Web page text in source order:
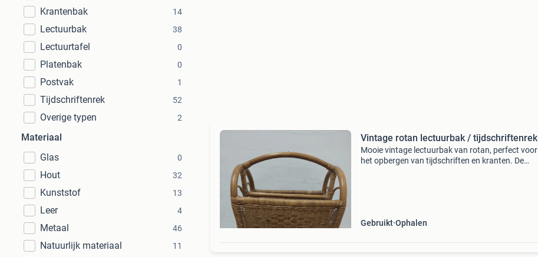
Krantenbak 14
Lectuurbak 38
Lectuurtafel 0
Platenbak 0
Postvak 1
Tijdschriftenrek 52
Overige typen 2
Materiaal
Glas
0
Hout 32
Kunststof 13
Leer 4
Metaal 46
Natuurlijk materiaal 11
Vintage rotan lectuurbak / tijdschriftenrek
Mooie vintage lectuurbak van rotan, perfect voor
het opbergen van tijdschriften en kranten. De
Gebruikt Ophalen